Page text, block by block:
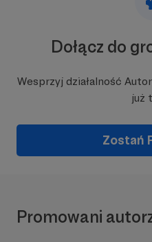
Dołącz do
Wesprzyj działalność
już
Zostań
Promowani